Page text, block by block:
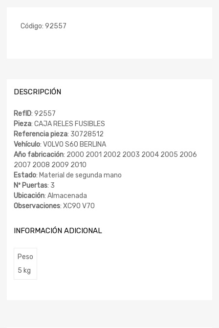
Código: 92557
DESCRIPCIÓN
RefID: 92557
Pieza: CAJA RELES FUSIBLES
Referencia pieza: 30728512
Vehículo: VOLVO S60 BERLINA
Año fabricación: 2000 2001 2002 2003 2004 2005 2006
2007 2008 2009 2010
Estado: Material de segunda mano
Nº Puertas: 3
Ubicación: Almacenada
Observaciones: XC90 V70
INFORMACIÓN ADICIONAL
Peso
5 kg